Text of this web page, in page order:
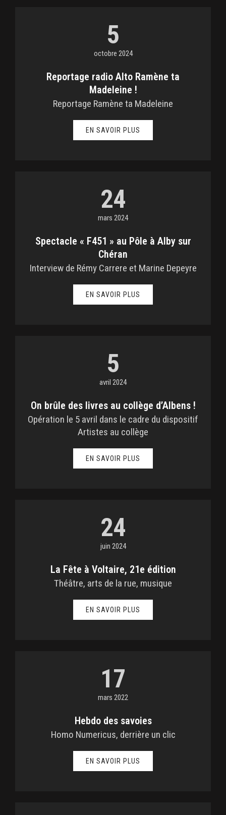
5
octobre 2024
Reportage radio Alto Ramène ta
Madeleine !
Reportage Ramène ta Madeleine
EN SAVOIR PLUS
24
mars 2024
Spectacle « F451 » au Pôle à Alby sur
Chéran
Interview de Rémy Carrere et Marine Depeyre
EN SAVOIR PLUS
5
avril 2024
On brûle des livres au collège d’Albens !
Opération le 5 avril dans le cadre du dispositif
Artistes au collège
EN SAVOIR PLUS
24
juin 2024
La Fête à Voltaire, 21e édition
Théâtre, arts de la rue, musique
EN SAVOIR PLUS
17
mars 2022
Hebdo des savoies
Homo Numericus, derrière un clic
EN SAVOIR PLUS